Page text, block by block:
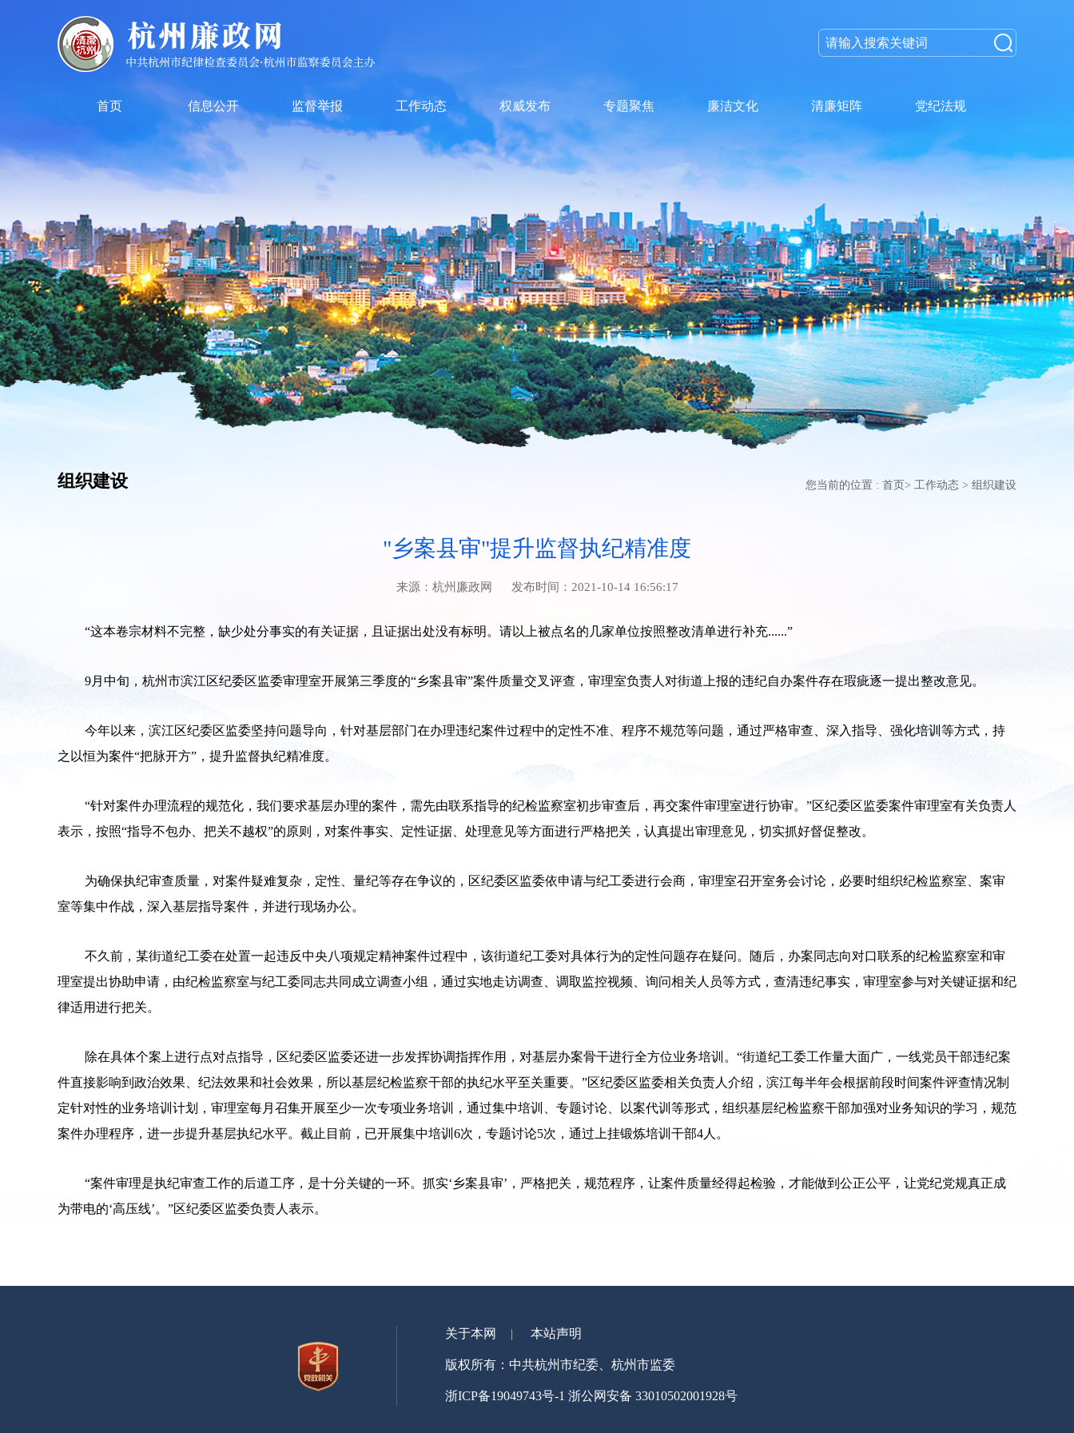
首页 信息公开 监督举报 工作动态 权威发布 专题聚焦 廉洁文化 清廉矩阵 党纪法规
组织建设 您当前的位置 : 首页 > 工作动态 > 组织建设
"乡案县审"提升监督执纪精准度
来源： 杭州廉政网 发布时间： 2021-10-14 16:56:17
“这本卷宗材料不完整，缺少处分事实的有关证据，且证据出处没有标明。请以上被点名的几家单位按照整改清单进行补充......”
9月中旬，杭州市滨江区纪委区监委审理室开展第三季度的“乡案县审”案件质量交叉评查，审理室负责人对街道上报的违纪自办案件存在瑕疵逐一提出整改意见。
今年以来，滨江区纪委区监委坚持问题导向，针对基层部门在办理违纪案件过程中的定性不准、程序不规范等问题，通过严格审查、深入指导、强化培训等方式，持
之以恒为案件“把脉开方”，提升监督执纪精准度。
“针对案件办理流程的规范化，我们要求基层办理的案件，需先由联系指导的纪检监察室初步审查后，再交案件审理室进行协审。”区纪委区监委案件审理室有关负责人
表示，按照“指导不包办、把关不越权”的原则，对案件事实、定性证据、处理意见等方面进行严格把关，认真提出审理意见，切实抓好督促整改。
为确保执纪审查质量，对案件疑难复杂，定性、量纪等存在争议的，区纪委区监委依申请与纪工委进行会商，审理室召开室务会讨论，必要时组织纪检监察室、案审
室等集中作战，深入基层指导案件，并进行现场办公。
不久前，某街道纪工委在处置一起违反中央八项规定精神案件过程中，该街道纪工委对具体行为的定性问题存在疑问。随后，办案同志向对口联系的纪检监察室和审
理室提出协助申请，由纪检监察室与纪工委同志共同成立调查小组，通过实地走访调查、调取监控视频、询问相关人员等方式，查清违纪事实，审理室参与对关键证据和纪
律适用进行把关。
除在具体个案上进行点对点指导，区纪委区监委还进一步发挥协调指挥作用，对基层办案骨干进行全方位业务培训。“街道纪工委工作量大面广，一线党员干部违纪案
件直接影响到政治效果、纪法效果和社会效果，所以基层纪检监察干部的执纪水平至关重要。”区纪委区监委相关负责人介绍，滨江每半年会根据前段时间案件评查情况制
定针对性的业务培训计划，审理室每月召集开展至少一次专项业务培训，通过集中培训、专题讨论、以案代训等形式，组织基层纪检监察干部加强对业务知识的学习，规范
案件办理程序，进一步提升基层执纪水平。截止目前，已开展集中培训6次，专题讨论5次，通过上挂锻炼培训干部4人。
“案件审理是执纪审查工作的后道工序，是十分关键的一环。抓实‘乡案县审’，严格把关，规范程序，让案件质量经得起检验，才能做到公正公平，让党纪党规真正成
为带电的‘高压线’。”区纪委区监委负责人表示。
关于本网 本站声明
版权所有：中共杭州市纪委、杭州市监委
浙ICP备19049743号-1 浙公网安备 33010502001928号